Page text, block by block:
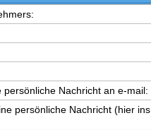
persönliche Nachricht an e-mail:
persönliche Nachricht (hier ins